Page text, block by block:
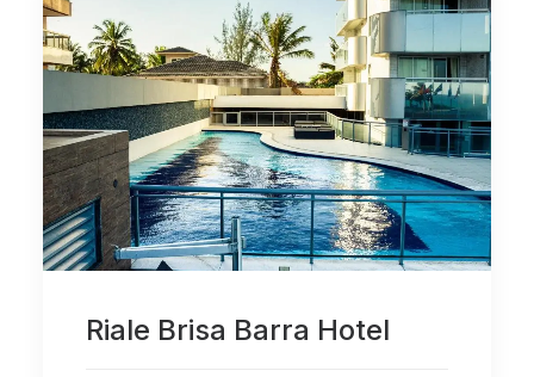
Riale Brisa Barra Hotel